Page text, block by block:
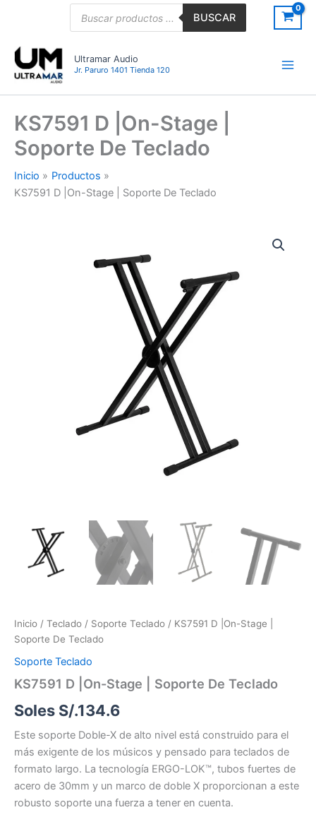
BUSCAR
Ultramar Audio
Jr. Paruro 1401 Tienda 120
KS7591 D |On-Stage |
Soporte De Teclado
Inicio
Productos
KS7591 D |On-Stage | Soporte De Teclado
Inicio / Teclado / Soporte Teclado / KS7591 D |On-Stage |
Soporte De Teclado
Soporte Teclado
KS7591 D |On-Stage | Soporte De Teclado
Soles S/.134.6
Este soporte Doble-X de alto nivel está construido para el
más exigente de los músicos y pensado para teclados de
formato largo. La tecnología ERGO-LOK™, tubos fuertes de
acero de 30mm y un marco de doble X proporcionan a este
robusto soporte una fuerza a tener en cuenta.